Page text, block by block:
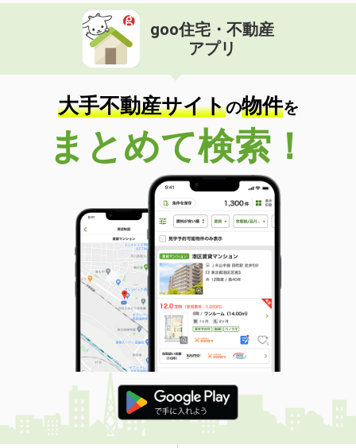
goo住宅・不動産
アプリ
大手不動産サイトの物件を
まとめて検索！